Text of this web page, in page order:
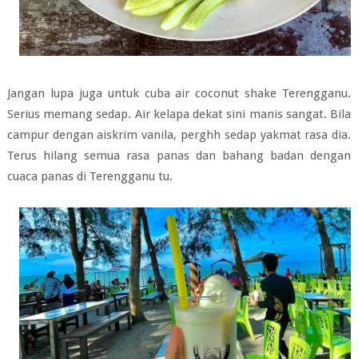
Jangan lupa juga untuk cuba air coconut shake Terengganu.
Serius memang sedap. Air kelapa dekat sini manis sangat. Bila
campur dengan aiskrim vanila, perghh sedap yakmat rasa dia.
Terus hilang semua rasa panas dan bahang badan dengan
cuaca panas di Terengganu tu.